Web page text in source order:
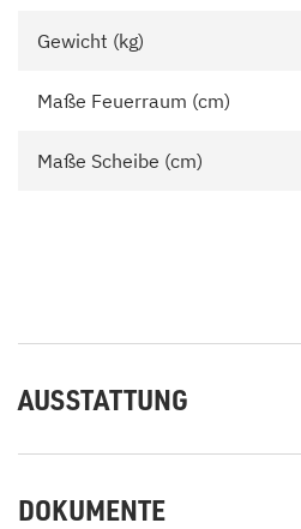
Gewicht (kg)
Maße Feuerraum (cm)
Maße Scheibe (cm)
AUSSTATTUNG
DOKUMENTE